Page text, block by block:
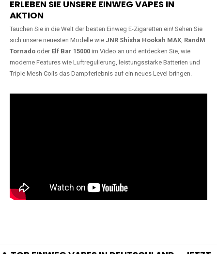
ERLEBEN SIE UNSERE EINWEG VAPES IN
AKTION
Tauchen Sie in die Welt der besten Einweg E-Zigaretten ein! Sehen Sie
sich unsere neuesten Modelle wie JNR Shisha Hookah MAX, RandM
Tornado oder Elf Bar 15000 im Video an und entdecken Sie, wie
moderne Features wie Luftregulierung, leistungsstarke Batterien und
Triple Mesh Coils das Dampferlebnis auf ein neues Level bringen.